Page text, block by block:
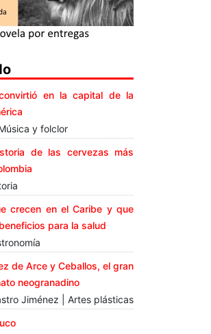
en la capital de la
y folclor
de las cervezas más
crecen en el Caribe y que
para la salud
de Arce y Ceballos, el gran
neogranadino
Jiménez | Artes plásticas